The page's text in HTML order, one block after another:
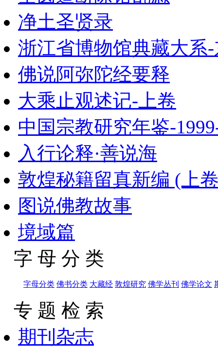
净土圣贤录
浙江省博物馆典藏大系
佛说阿弥陀经要释
大乘止观述记-上卷
中国宗教研究年鉴-
入行论释·善说海
敦煌秘籍留真新编 (上
图说佛教故事
境域篇
字 母 分 类
字母分类 佛书分类 大藏经 敦煌研究 佛学丛刊 佛学论文
专 题 检 索
期刊杂志